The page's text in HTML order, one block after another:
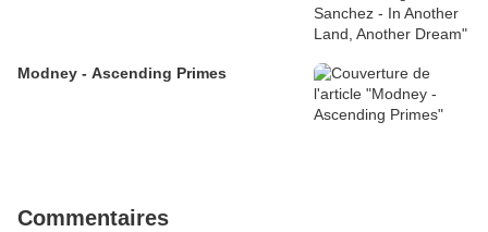
Modney - Ascending Primes
Commentaires